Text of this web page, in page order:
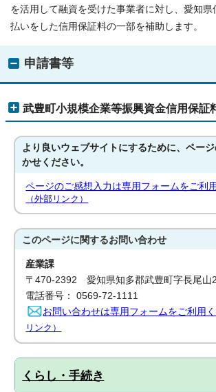
を活用して融資を受けた事業者に対し、愛知県
払いをした信用保証料の一部を補助します。
申請書等
武豊町小規模企業等振興資金信用保証
より良いウェブサイトにするために、ペー
かせください。
ページのご感想入力は専用フォームをご利
（外部リンク）
このページに関するお問い合わせ
産業課
〒470-2392 愛知県知多郡武豊町字長尾山
電話番号： 0569-72-1111
お問い合わせは専用フォームをご利用く
リンク）
くらし・手続き